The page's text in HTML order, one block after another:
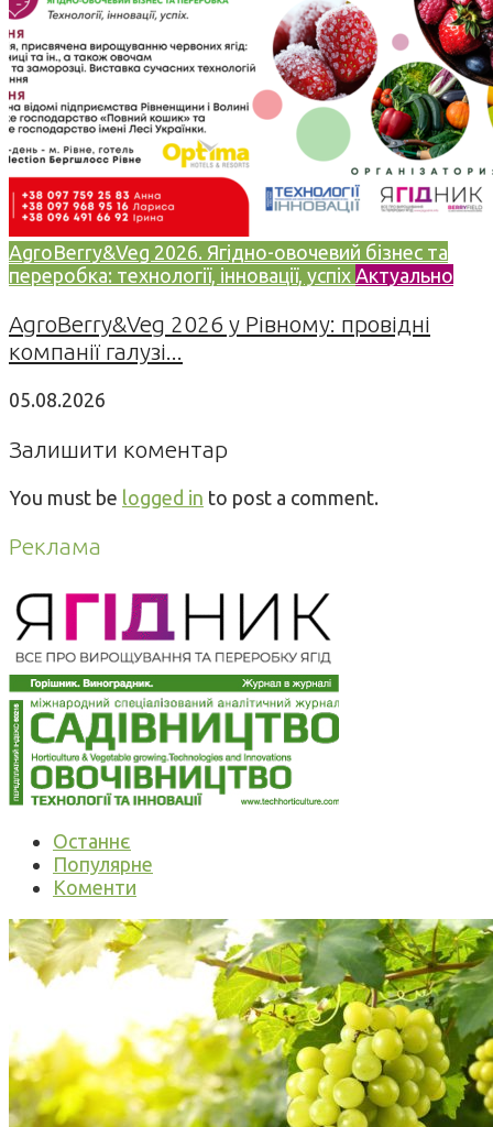
AgroBerry&Veg 2026. Ягідно-овочевий бізнес та
переробка: технології, інновації, успіх Актуально
AgroBerry&Veg 2026 у Рівному: провідні
компанії галузі...
05.08.2026
Залишити коментар
You must be logged in to post a comment.
Реклама
Останнє
Популярне
Коменти